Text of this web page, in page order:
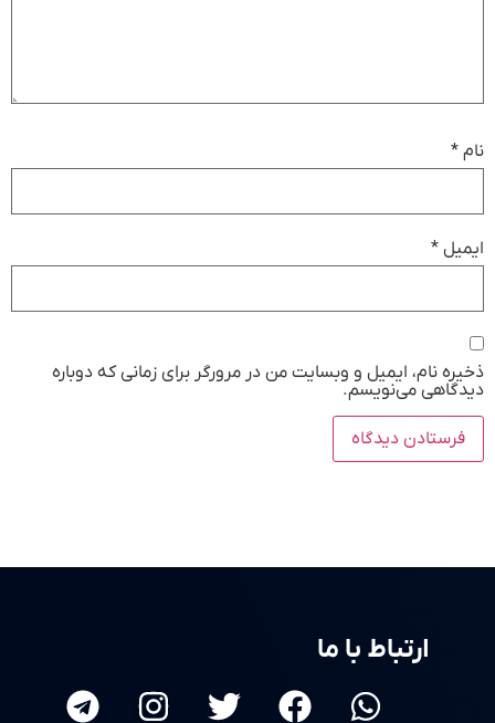
نام *
ایمیل *
ذخیره نام، ایمیل و وبسایت من در مرورگر برای زمانی که دوباره
دیدگاهی می‌نویسم.
ارتباط با ما